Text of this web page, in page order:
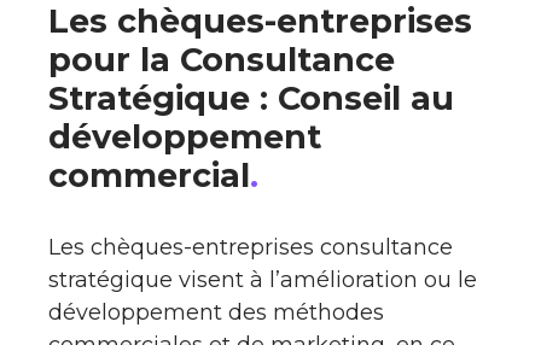
Les chèques-entreprises
pour la Consultance
Stratégique : Conseil au
développement
commercial.
Les chèques-entreprises consultance
stratégique visent à l’amélioration ou le
développement des méthodes